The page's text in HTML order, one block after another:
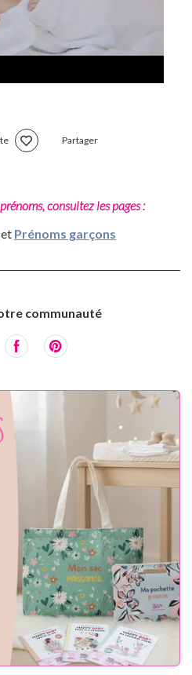
Partager
consultez les pages :
et Prénoms garçons
communauté